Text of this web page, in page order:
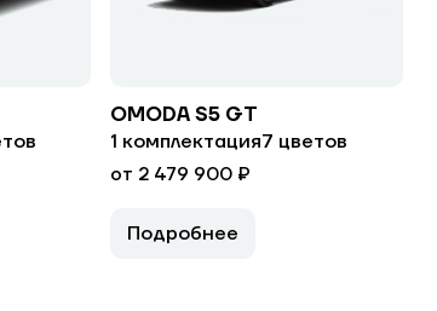
OMODA S5 GT
1 комплектация7 цветов
от 2 479 900 ₽
Подробнее